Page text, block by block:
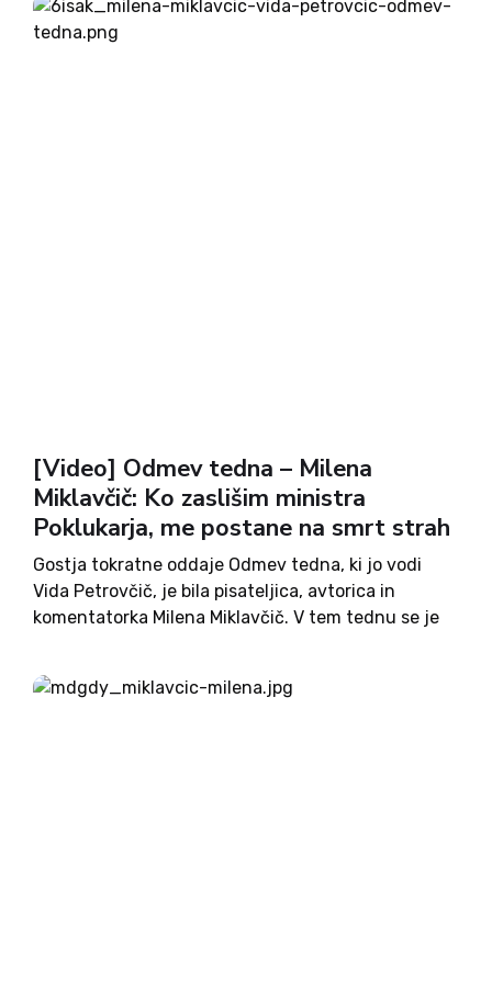
podpredsednice Državnega zbora. Poslanka, ki...
[Video] Odmev tedna – Milena
Miklavčič: Ko zaslišim ministra
Poklukarja, me postane na smrt strah
Gostja tokratne oddaje Odmev tedna, ki jo vodi
Vida Petrovčič, je bila pisateljica, avtorica in
komentatorka Milena Miklavčič. V tem tednu se je
največje bogastvo« ne drži vedno in povsod. Če...